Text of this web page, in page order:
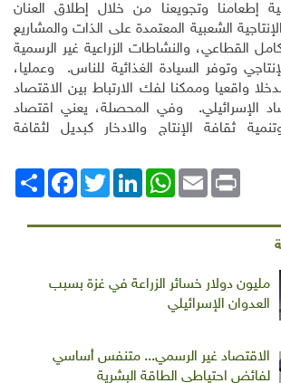
إطعامنا وتجويعنا من خلال إطلاق العنان
الشعبية المعتمدة على الذات والمشاريع
القطاعي، والنشاطات الزراعية غير الرسمية
وتوفر السيادة الغذائية للناس. وعمليا،
واقعيا وممكنا لفك الارتباط بين الاقتصاد
الإسرائيلي. وفي المحصلة، يعني اقتصاد
ثقافة الإنتاج والادخار كبديل لثقافة
انشر
FacebookTwitterLinkedIn
WhatsAppEmail Print
مليون دولار خسائر الزراعة في غزة بسبب
العدوان الإسرائيلي
الاقتصاد غير الرسمي... متنفس أساسي
لفائض احتياطي الطاقة البشرية